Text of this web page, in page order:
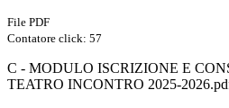
File PDF
Contatore click: 57
C - MODULO ISCRIZIONE E
TEATRO INCONTRO 2025-